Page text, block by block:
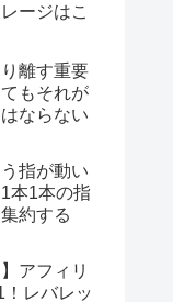
ージはこ
離す重要
もそれが
ならない
指が動い
本1本の指
約する
アフィリ
レバレッ